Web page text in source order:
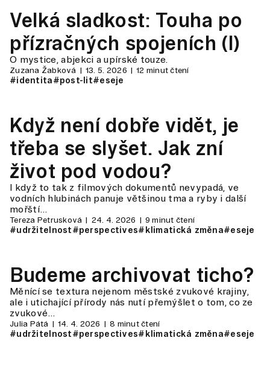
Velká sladkost: Touha po
přízračných spojeních (I)
O mystice, abjekci a upírské touze.
Zuzana Žabková 13. 5. 2026 12 minut čtení
#identita#post-lit#eseje
Když není dobře vidět, je
třeba se slyšet. Jak zní
život pod vodou?
I když to tak z filmových dokumentů nevypadá, ve
vodních hlubinách panuje většinou tma a ryby i další
mořští…
Tereza Petrusková 24. 4. 2026 9 minut čtení
#udržitelnost#perspectives#klimatická změna#eseje
Budeme archivovat ticho?
Měnící se textura nejenom městské zvukové krajiny,
ale i utichající přírody nás nutí přemýšlet o tom, co ze
zvukové…
Julia Pátá 14. 4. 2026 8 minut čtení
#udržitelnost#perspectives#klimatická změna#eseje